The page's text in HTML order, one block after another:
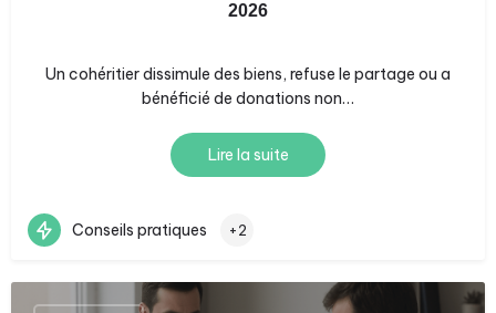
2026
Un cohéritier dissimule des biens, refuse le partage ou a
bénéficié de donations non…
Lire la suite
Conseils pratiques +2